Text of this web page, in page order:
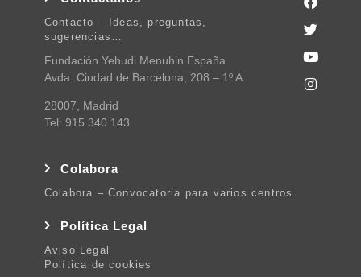
Contacto – Ideas, preguntas,
sugerencias…
Fundación Yehudi Menuhin España
Avda. Ciudad de Barcelona, 208 – 1º A
28007, Madrid
Tel: 915 340 143
Colabora
Colabora – Convocatoria para varios centros.
Política Legal
Aviso Legal
Política de cookies